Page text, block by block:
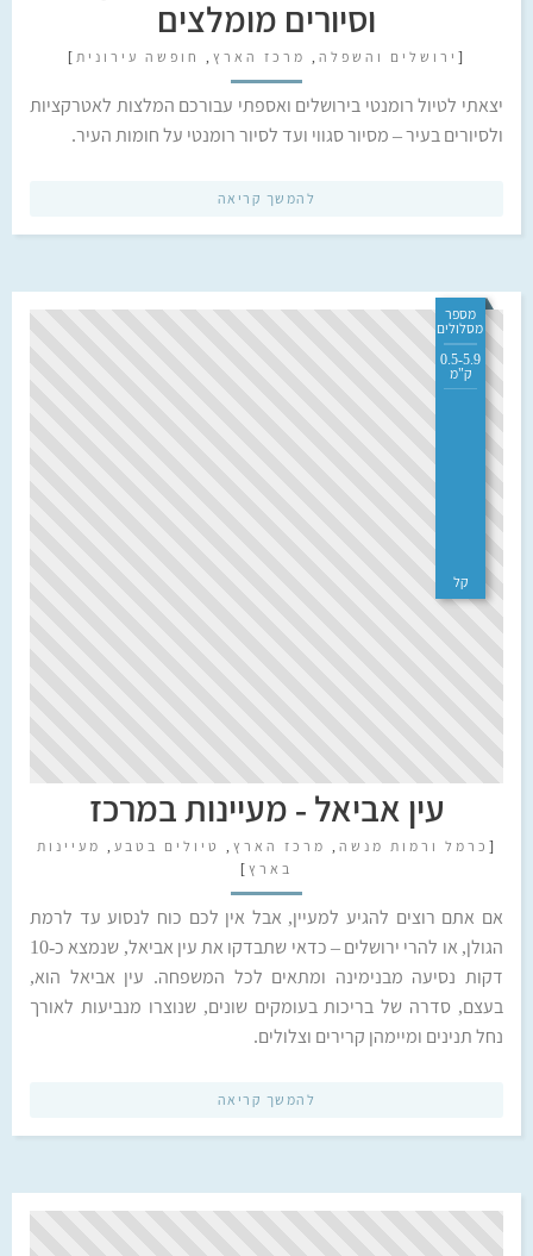
וסיורים מומלצים
[ ירושלים והשפלה , מרכז הארץ , חופשה עירונית ]
יצאתי לטיול רומנטי בירושלים ואספתי עבורכם המלצות לאטרקציות
ולסיורים בעיר – מסיור סגווי ועד לסיור רומנטי על חומות העיר.
להמשך קריאה
מספר
מסלולים
0.5-5.9
ק"מ
קל
עין אביאל - מעיינות במרכז
[ כרמל ורמות מנשה , מרכז הארץ , טיולים בטבע , מעיינות
בארץ ]
אם אתם רוצים להגיע למעיין, אבל אין לכם כוח לנסוע עד לרמת
הגולן, או להרי ירושלים – כדאי שתבדקו את עין אביאל, שנמצא כ-10
דקות נסיעה מבנימינה ומתאים לכל המשפחה. עין אביאל הוא,
בעצם, סדרה של בריכות בעומקים שונים, שנוצרו מנביעות לאורך
נחל תנינים ומיימהן קרירים וצלולים.
להמשך קריאה